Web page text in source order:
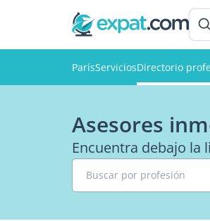
ParísServiciosDirectorio
Asesores
Encuentra debajo la
Buscar por profesión